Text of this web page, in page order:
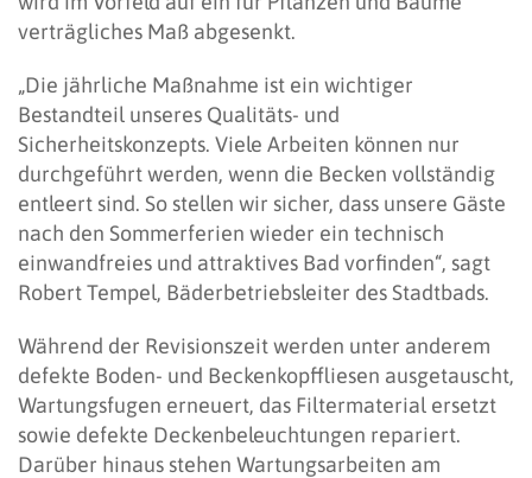
verträgliches Maß abgesenkt.
„Die jährliche Maßnahme ist ein wichtiger
Bestandteil unseres Qualitäts- und
Sicherheitskonzepts. Viele Arbeiten können nur
durchgeführt werden, wenn die Becken vollständig
entleert sind. So stellen wir sicher, dass unsere Gäste
nach den Sommerferien wieder ein technisch
einwandfreies und attraktives Bad vorfinden“, sagt
Robert Tempel, Bäderbetriebsleiter des Stadtbads.
Während der Revisionszeit werden unter anderem
defekte Boden- und Beckenkopffliesen ausgetauscht,
Wartungsfugen erneuert, das Filtermaterial ersetzt
sowie defekte Deckenbeleuchtungen repariert.
Darüber hinaus stehen Wartungsarbeiten am